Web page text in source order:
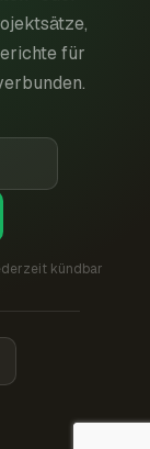
für
kündbar